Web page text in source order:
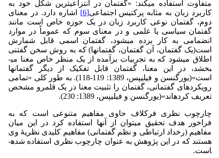
متفاوت استفاده می­کند: «گفتمان در انتزاعی­ترین شکل خود به
کاربرد زبان به مثابه پرکتیس اجتماعی[6]
اشاره دارد. در معنای
دوم، گفتمان نوعی کاربرد زبان در یک حوزه خاص است مانند
گفتمان سیاسی یا علمی و در معنای سوم که عموماً در موارد
انضمامی به کار برده می­شود، گفتمان اسمی قابل شمارش
است(یک گفتمان، آن گفتمان، گفتمان­ها) که به روش سخن گفتنی
اطلاق می­شود که به تجربیات برآمده از یک منظر خاص معنا می­
بخشد، در این معنا، گفتمان قابل تفکیک از دیگر گفتمان­ها
است»(یورگنسن و فیلیپس، 1389: 119-118). به طور کلی «تمامی
رویکردهای گفتمانی، گفتمان را تثبیت معنا در یک قلمرو مشخص
تعریف کرده­اند»(یورگنسن و فیلیپس، 1389: 230).
چارچوب نظری فرکلاف حاوی مفاهیم متنوعی است که به
فراخور هدف تحقیق می­توان از آنها استفاده کرد در این میان
مفاهیم (رخداد ارتباطی و نظم گفتمانی) مفاهیم کلیدی نظریۀ وی
هستند که در این پژوهش به عنوان چارچوب نظری استفاده شده­
است.